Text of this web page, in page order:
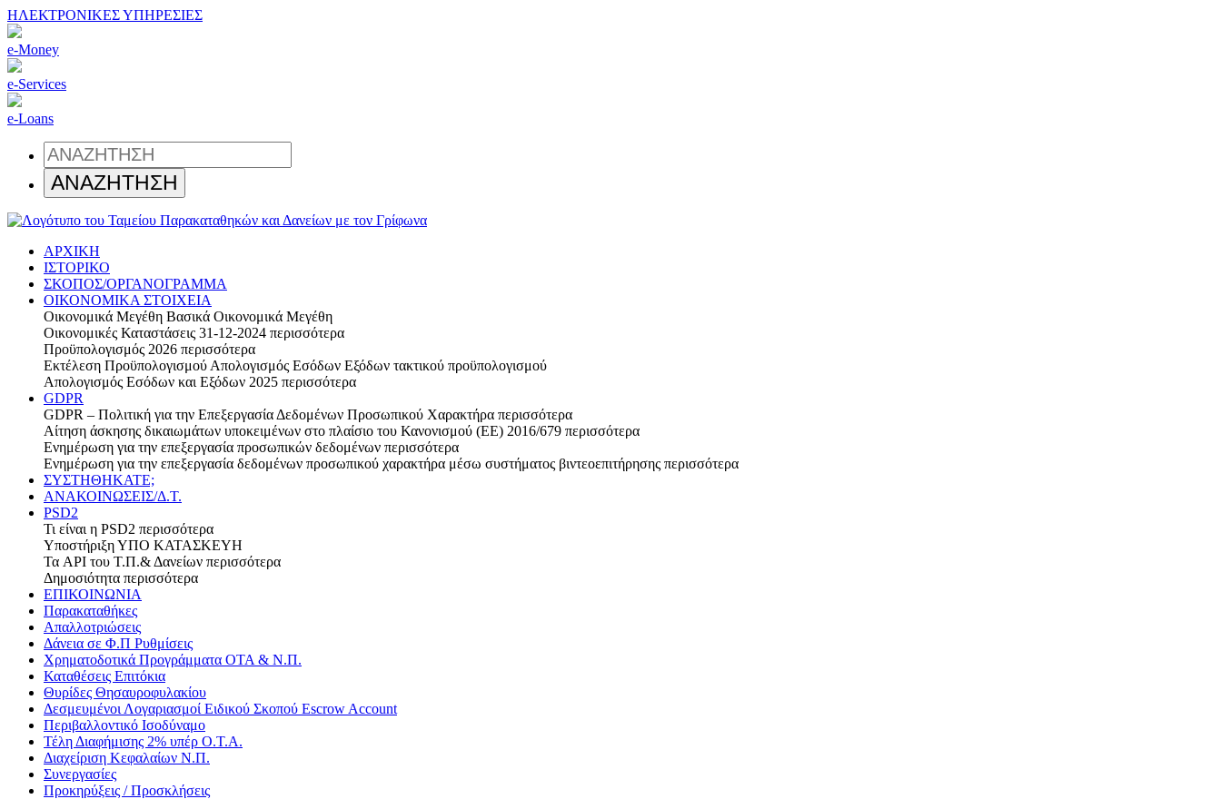
ΗΛΕΚΤΡΟΝΙΚΕΣ ΥΠΗΡΕΣΙΕΣ
e-Money
e-Services
e-Loans
ΑΡΧΙΚΗ
ΙΣΤΟΡΙΚΟ
ΣΚΟΠΟΣ/ΟΡΓΑΝΟΓΡΑΜΜΑ
ΟΙΚΟΝΟΜΙΚΑ ΣΤΟΙΧΕΙΑ
Οικονομικά Μεγέθη Βασικά Οικονομικά Μεγέθη
Οικονομικές Καταστάσεις 31-12-2024 περισσότερα
Προϋπολογισμός 2026 περισσότερα
Εκτέλεση Προϋπολογισμού Απολογισμός Εσόδων Εξόδων τακτικού προϋπολογισμού
Απολογισμός Εσόδων και Εξόδων 2025 περισσότερα
GDPR
GDPR – Πολιτική για την Επεξεργασία Δεδομένων Προσωπικού Χαρακτήρα περισσότερα
Αίτηση άσκησης δικαιωμάτων υποκειμένων στο πλαίσιο του Κανονισμού (ΕΕ) 2016/679 περισσότερα
Ενημέρωση για την επεξεργασία προσωπικών δεδομένων περισσότερα
Ενημέρωση για την επεξεργασία δεδομένων προσωπικού χαρακτήρα μέσω συστήματος βιντεοεπιτήρησης περισσότερα
ΣΥΣΤΗΘΗΚΑΤΕ;
ΑΝΑΚΟΙΝΩΣΕΙΣ/Δ.Τ.
PSD2
Τι είναι η PSD2 περισσότερα
ΥποστήριξηΥΠΟ ΚΑΤΑΣΚΕΥΗ
Τα API του Τ.Π.& Δανείων περισσότερα
Δημοσιότητα περισσότερα
ΕΠΙΚΟΙΝΩΝΙΑ
Παρακαταθήκες
Απαλλοτριώσεις
Δάνεια σε Φ.Π Ρυθμίσεις
Χρηματοδοτικά Προγράμματα ΟΤΑ & Ν.Π.
Καταθέσεις Επιτόκια
Θυρίδες Θησαυροφυλακίου
Δεσμευμένοι Λογαριασμοί Ειδικού Σκοπού Escrow Account
Περιβαλλοντικό Ισοδύναμο
Τέλη Διαφήμισης 2% υπέρ Ο.Τ.Α.
Διαχείριση Κεφαλαίων Ν.Π.
Συνεργασίες
Προκηρύξεις / Προσκλήσεις